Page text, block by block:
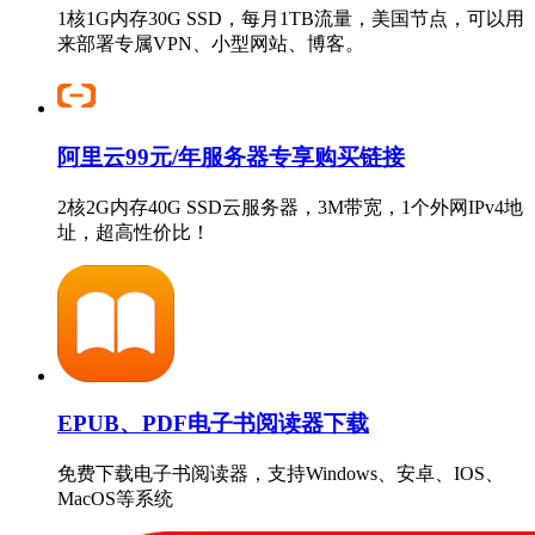
1核1G内存30G SSD，每月1TB流量，美国节点，可以用
来部署专属VPN、小型网站、博客。
阿里云99元/年服务器专享购买链接
2核2G内存40G SSD云服务器，3M带宽，1个外网IPv4地
址，超高性价比！
EPUB、PDF电子书阅读器下载
免费下载电子书阅读器，支持Windows、安卓、IOS、
MacOS等系统